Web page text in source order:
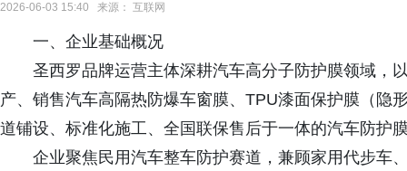
2026-06-03 15:40 来源： 互联网
一、企业基础概况
圣西罗品牌运营主体深耕汽车高分子防护膜领域，
产、销售汽车高隔热防爆车窗膜、TPU漆面保护膜（隐
道铺设、标准化施工、全国联保售后于一体的汽车防护
企业聚焦民用汽车整车防护赛道，兼顾家用代步车